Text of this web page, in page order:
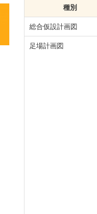
種別
総合仮設計画図
足場計画図